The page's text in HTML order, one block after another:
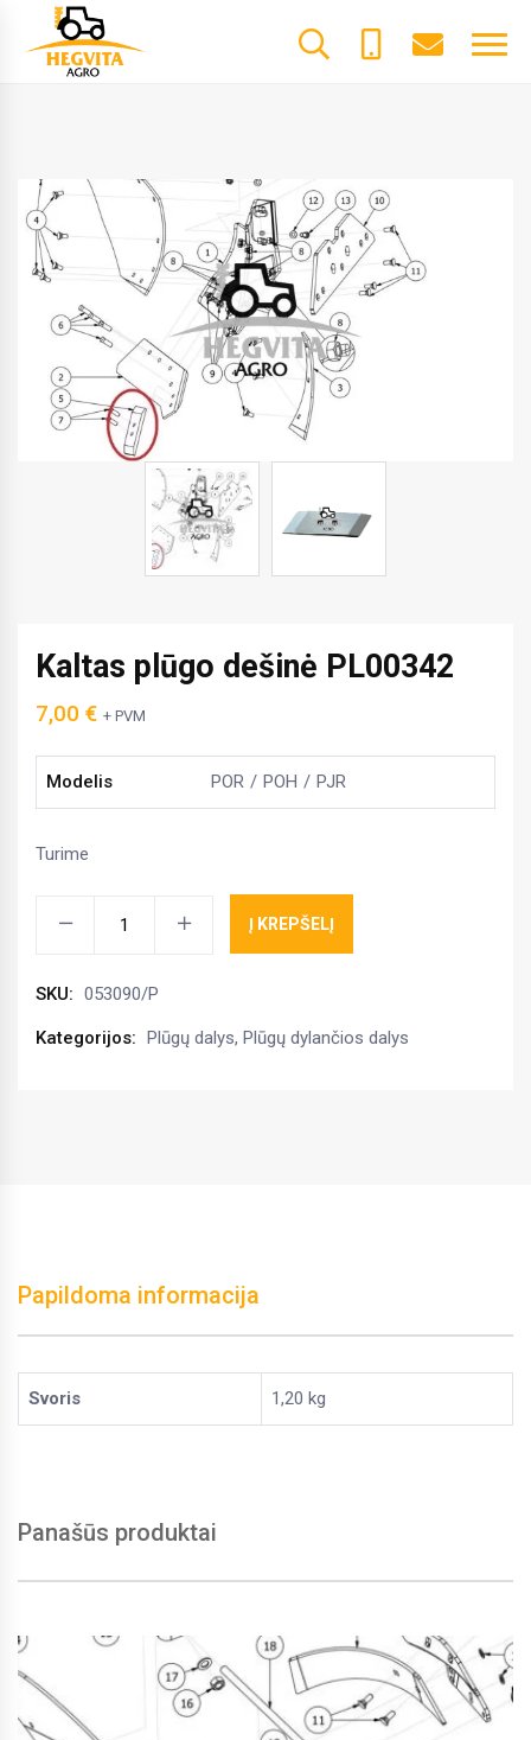
Kaltas plūgo dešinė PL00342
7,00 € + PVM
Modelis POR POH PJR
Turime
PL00342
kiekis
Į KREPŠELĮ
SKU: 053090/P
Kategorijos: Plūgų dalys, Plūgų dylančios dalys
Papildoma informacija
Svoris 1,20 kg
Panašūs produktai